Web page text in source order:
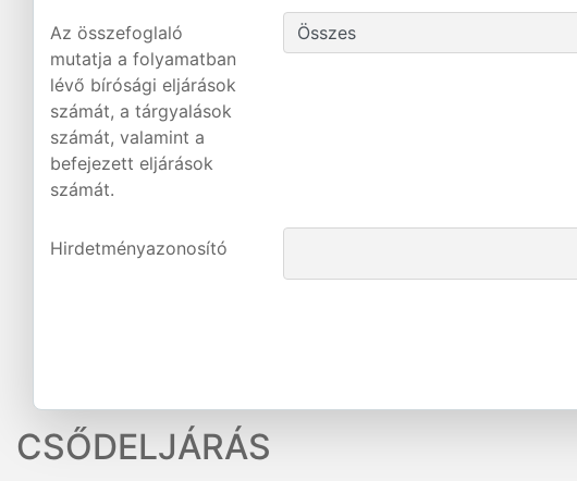
Az összefoglaló
mutatja a folyamatban
lévő bírósági eljárások
számát, a tárgyalások
számát, valamint a
befejezett eljárások
számát.
Hirdetményazonosító
CSŐDELJÁRÁS